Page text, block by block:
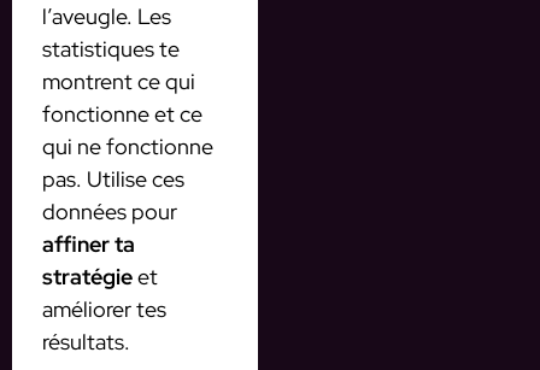
l’aveugle. Les
statistiques te
montrent ce qui
fonctionne et ce
qui ne fonctionne
pas. Utilise ces
données pour
affiner ta
stratégieet
améliorer tes
résultats.